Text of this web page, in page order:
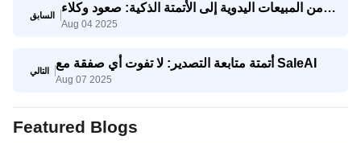
السابق
من المبيعات اليدوية إلى الأتمتة الذكية: صعود وكلاء
Saleai
Aug 04 2025
التالي
أتمتة متابعة التصدير: لا تفوت أي صفقة مع SaleAI
Aug 07 2025
Featured Blogs